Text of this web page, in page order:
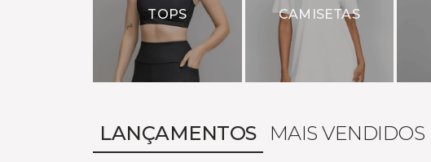
TOPS CAMISETAS
LANÇAMENTOS MAIS VENDIDOS